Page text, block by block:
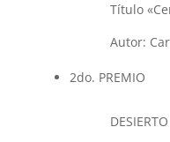
Título
Autor:
2do. PREMIO
DESIERTO